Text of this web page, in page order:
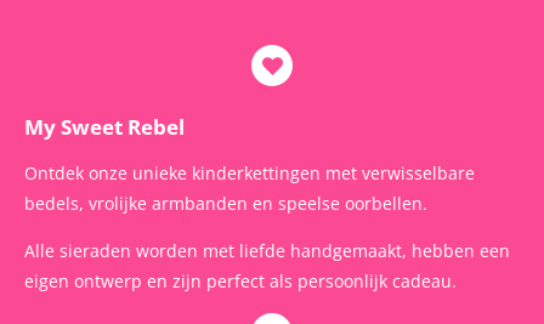
My Sweet Rebel
Ontdek onze unieke kinderkettingen met verwisselbare
bedels, vrolijke armbanden en speelse oorbellen.
Alle sieraden worden met liefde handgemaakt, hebben een
eigen ontwerp en zijn perfect als persoonlijk cadeau.